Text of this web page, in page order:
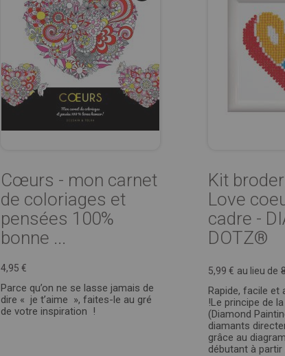
Cœurs - mon carnet
de coloriages et
pensées 100%
bonne ...
4,95 €
Parce qu’on ne se lasse jamais de
dire « je t’aime », faites-le au gré
de votre inspiration !
Kit
Love
cadre -
DOTZ®
5,99 € au lieu de
Rapide, facile et
!Le principe de
(Diamond
diamants
grâce au
débutant à partir